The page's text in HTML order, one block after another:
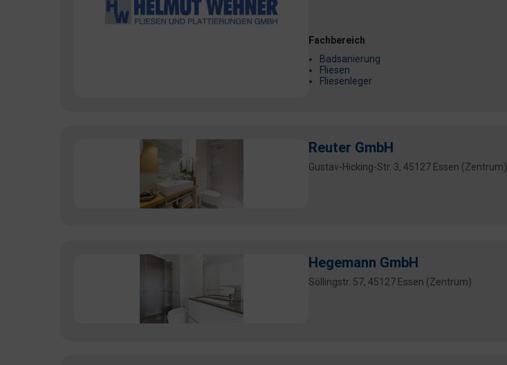
Fachbereich
Badsanierung
Fliesen
Fliesenleger
Reuter GmbH
Gustav-Hicking-Str. 3, 45127 Essen (Zentrum)
Hegemann GmbH
Söllingstr. 57, 45127 Essen (Zentrum)